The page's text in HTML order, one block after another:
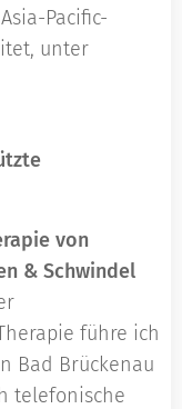
Pacific-
unter
von
& Schwindel
führe ich
Bad Brückenau
telefonische